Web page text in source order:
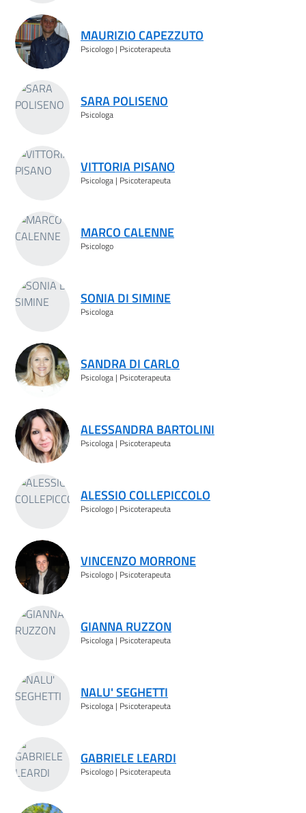
MAURIZIO CAPEZZUTO
Psicologo | Psicoterapeuta
SARA POLISENO
Psicologa
VITTORIA PISANO
Psicologa | Psicoterapeuta
MARCO CALENNE
Psicologo
SONIA DI SIMINE
Psicologa
SANDRA DI CARLO
Psicologa | Psicoterapeuta
ALESSANDRA BARTOLINI
Psicologa | Psicoterapeuta
ALESSIO COLLEPICCOLO
Psicologo | Psicoterapeuta
VINCENZO MORRONE
Psicologo | Psicoterapeuta
GIANNA RUZZON
Psicologa | Psicoterapeuta
NALU' SEGHETTI
Psicologa | Psicoterapeuta
GABRIELE LEARDI
Psicologo | Psicoterapeuta